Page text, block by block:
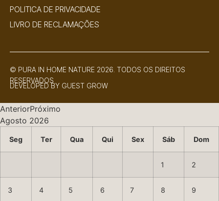
POLITICA DE PRIVACIDADE
LIVRO DE RECLAMAÇÕES
© PURA IN HOME NATURE 2026. TODOS OS DIREITOS
RESERVADOS
DEVELOPED BY GUEST GROW
AnteriorPróximo
Agosto 2026
Seg Ter Qua Qui Sex Sáb Dom
1 2
3 4 5 6 7 8 9